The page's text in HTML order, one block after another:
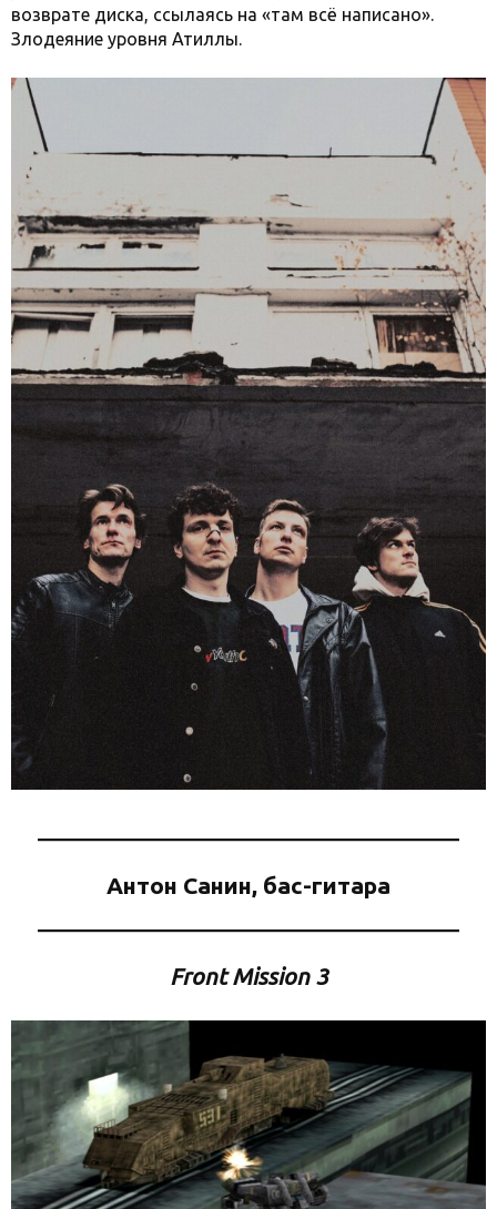
возврате диска, ссылаясь на «там всё написано».
Злодеяние уровня Атиллы.
Антон Санин, бас-гитара
Front Mission 3